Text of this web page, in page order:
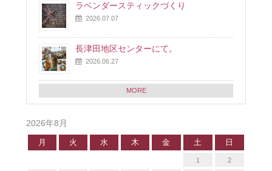
ラベンダースティックづくり
2026.07.07
長津田地区センターにて。
2026.06.27
MORE
2026年8月
月 火 水 木 金 土 日
1 2